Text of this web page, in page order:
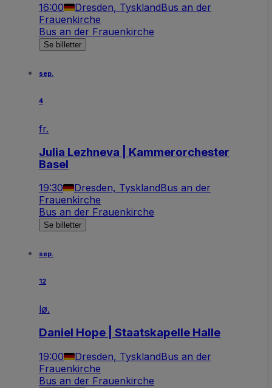
16:00 Dresden, TysklandBus an der
Frauenkirche
Bus an der Frauenkirche
Se billetter
sep.
4
fr.
Julia Lezhneva | Kammerorchester
Basel
19:30 Dresden, TysklandBus an der
Frauenkirche
Bus an der Frauenkirche
Se billetter
sep.
12
lø.
Daniel Hope | Staatskapelle Halle
19:00 Dresden, TysklandBus an der
Frauenkirche
Bus an der Frauenkirche